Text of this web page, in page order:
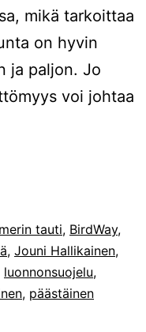
mikä tarkoittaa
on hyvin
ja paljon. Jo
voi johtaa
tauti, BirdWay,
, Jouni Hallikainen,
luonnonsuojelu,
, päästäinen